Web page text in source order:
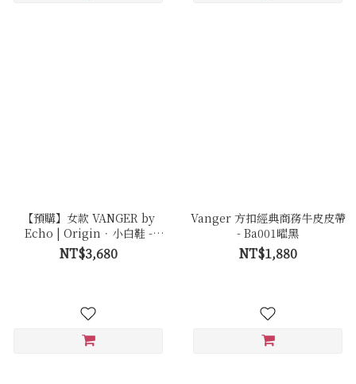
【預購】女款 VANGER by
Echo | Origin．小白鞋 -
Ec50 極簡白
NT$3,680
Vanger 方扣經典商務牛皮皮帶
- Ba001曜黑
NT$1,880